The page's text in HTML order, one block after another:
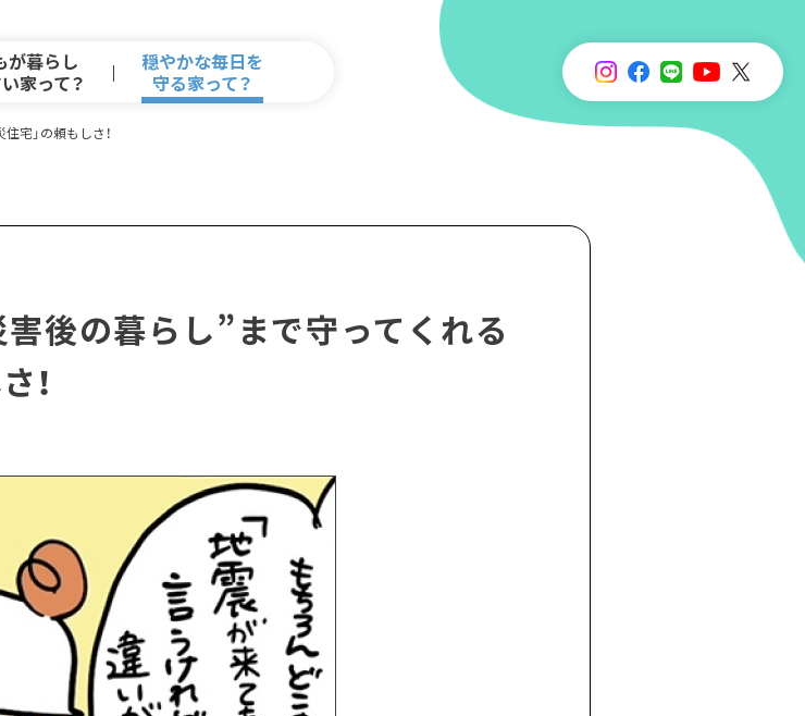
が暮らし
家って？
穏やかな毎日を
守る家って？
宅」の頼もしさ！
後の暮らし”まで守ってくれる
！